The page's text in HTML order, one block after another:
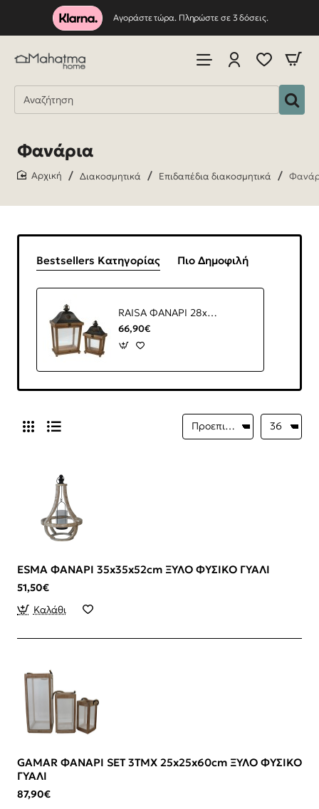
Αγοράστε τώρα. Πληρώστε σε 3 δόσεις.
Φανάρια
Διακοσμητικά Επιδαπέδια διακοσμητικά
Bestsellers Κατηγορίας Πιο Δημοφιλή
RAISA ΦΑΝΑΡΙ 28x20x49cm ΞΥΛΟ ΦΥΣΙΚΟ ΓΥΑΛΙ
66,90€
ESMA ΦΑΝΑΡΙ 35x35x52cm ΞΥΛΟ ΦΥΣΙΚΟ ΓΥΑΛΙ
51,50€
Καλάθι
GAMAR ΦΑΝΑΡΙ SET 3ΤΜΧ 25x25x60cm ΞΥΛΟ ΦΥΣΙΚΟ
ΓΥΑΛΙ
87,90€